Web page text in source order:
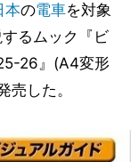
本の電車を対象
るムック『ビ
26』(A4変形
した。